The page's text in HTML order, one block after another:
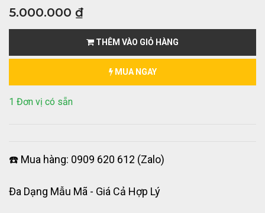
5.000.000 ₫
THÊM VÀO GIỎ HÀNG
MUA NGAY
1 Đơn vị có sẵn
☎️ Mua hàng: 0909 620 612 (Zalo)
Đa Dạng Mẫu Mã - Giá Cả Hợp Lý